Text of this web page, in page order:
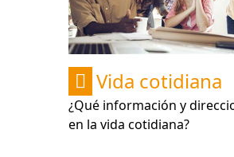
 Vida cotidiana
¿Qué información y
en la vida cotidiana?